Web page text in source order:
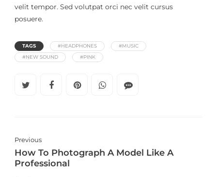
velit tempor. Sed volutpat orci nec velit cursus
posuere.
TAGS #HEADPHONES
#MUSIC
#NEW SOUND
#PINK
Previous
How To Photograph A Model Like A
Professional